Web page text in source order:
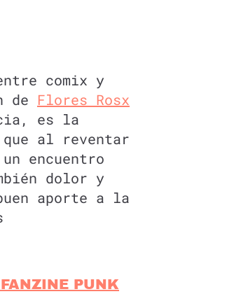
comix y
de Flores Rosx
es la
al reventar
encuentro
dolor y
aporte a la
PUNK